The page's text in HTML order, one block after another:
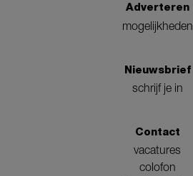
Adverteren
mogelijkheden
Nieuwsbrief
schrijf je in
Contact
vacatures
colofon